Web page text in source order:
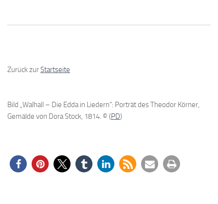
Zurück zurStartseite
Bild „Walhall – Die Edda in Liedern“: Porträt des Theodor Körner,
Gemälde von Dora Stock, 1814. © (PD)